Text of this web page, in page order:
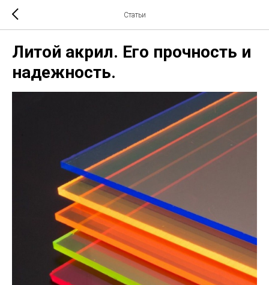
Статьи
Литой акрил. Его прочность и
надежность.